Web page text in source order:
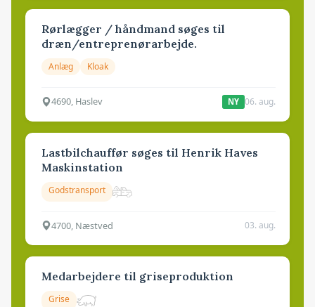
Rørlægger / håndmand søges til
dræn/entreprenørarbejde.
Anlæg Kloak
4690, Haslev NY 06. aug.
Lastbilchauffør søges til Henrik Haves
Maskinstation
Godstransport
4700, Næstved 03. aug.
Medarbejdere til griseproduktion
Grise